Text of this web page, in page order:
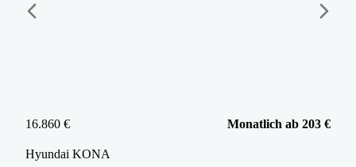
16.860 € Monatlich ab 203 €
Hyundai KONA